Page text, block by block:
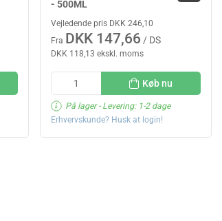
- 500ML
Vejledende pris DKK 246,10
Fra DKK 147,66 / DS
DKK 118,13 ekskl. moms
Køb nu
På lager- Levering: 1-2 dage
Erhvervskunde? Husk at login!